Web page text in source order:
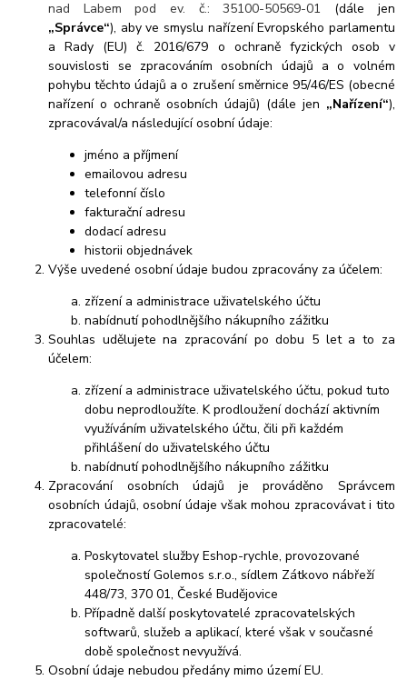
nad Labem pod ev. č.: 35100-50569-01 (dále jen
„Správce“), aby ve smyslu nařízení Evropského parlamentu
a Rady (EU) č. 2016/679 o ochraně fyzických osob v
souvislosti se zpracováním osobních údajů a o volném
pohybu těchto údajů a o zrušení směrnice 95/46/ES (obecné
nařízení o ochraně osobních údajů) (dále jen „Nařízení“),
zpracovával/a následující osobní údaje:
jméno a příjmení
emailovou adresu
telefonní číslo
fakturační adresu
dodací adresu
historii objednávek
Výše uvedené osobní údaje budou zpracovány za účelem:
zřízení a administrace uživatelského účtu
nabídnutí pohodlnějšího nákupního zážitku
Souhlas udělujete na zpracování po dobu 5 let a to za
účelem:
zřízení a administrace uživatelského účtu, pokud tuto
dobu neprodloužíte. K prodloužení dochází aktivním
využíváním uživatelského účtu, čili při každém
přihlášení do uživatelského účtu
nabídnutí pohodlnějšího nákupního zážitku
Zpracování osobních údajů je prováděno Správcem
osobních údajů, osobní údaje však mohou zpracovávat i tito
zpracovatelé:
Poskytovatel služby Eshop-rychle, provozované
společností Golemos s.r.o., sídlem Zátkovo nábřeží
448/73, 370 01, České Budějovice
Případně další poskytovatelé zpracovatelských
softwarů, služeb a aplikací, které však v současné
době společnost nevyužívá.
Osobní údaje nebudou předány mimo území EU.